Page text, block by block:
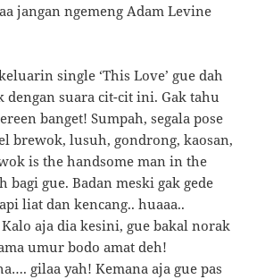
jangan ngemeng Adam Levine
single ‘This Love’ gue dah
dengan suara cit-cit ini. Gak tahu
banget! Sumpah, segala pose
brewok, lusuh, gondrong, kaosan,
is the handsome man in the
bagi gue. Badan meski gak gede
liat dan kencang.. huaaa..
aja dia kesini, gue bakal norak
umur bodo amat deh!
gilaa yah! Kemana aja gue pas